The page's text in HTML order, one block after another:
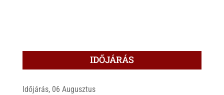
IDŐJÁRÁS
Időjárás, 06 Augusztus